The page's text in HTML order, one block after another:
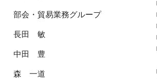
部会・貿易業務グループ
長田 敏
中田 豊
森 一道